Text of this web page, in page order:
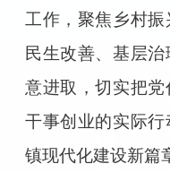
工作，聚焦乡村振
民生改善、基层
意进取，切实把
干事创业的实际
镇现代化建设新篇